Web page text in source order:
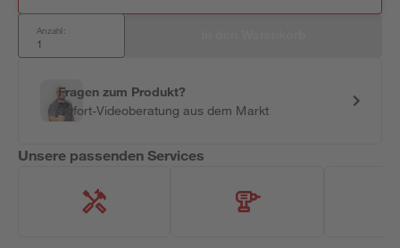
Anzahl:
Fragen zum Produkt?
Sofort-Videoberatung aus dem Markt
Unsere passenden Services